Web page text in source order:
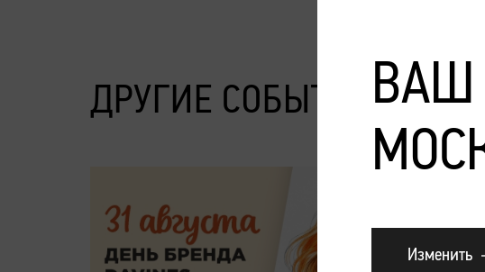
ДРУГИЕ СОБЫТИЯ ВАШ
Изменить